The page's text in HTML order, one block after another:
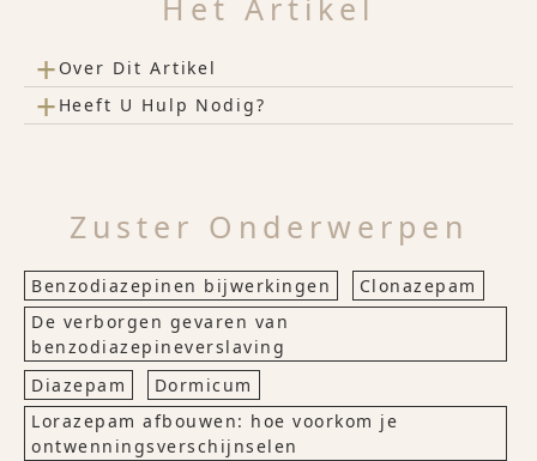
Het Artikel
+ Over Dit Artikel
+ Heeft U Hulp Nodig?
Zuster Onderwerpen
Benzodiazepinen bijwerkingen
Clonazepam
De verborgen gevaren van
benzodiazepineverslaving
Diazepam
Dormicum
Lorazepam afbouwen: hoe voorkom je
ontwenningsverschijnselen